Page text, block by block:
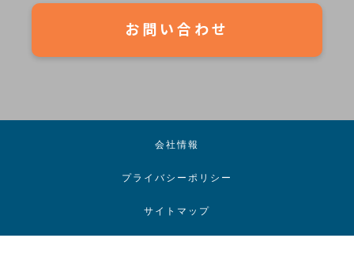
お問い合わせ
会社情報
プライバシーポリシー
サイトマップ